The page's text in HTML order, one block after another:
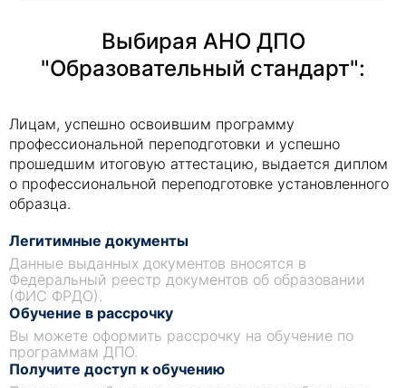
Выбирая АНО ДПО
"Образовательный стандарт":
Лицам, успешно освоившим программу
профессиональной переподготовки и успешно
прошедшим итоговую аттестацию, выдается диплом
о профессиональной переподготовке установленного
образца.
Легитимные документы
Данные выданных документов вносятся в
Федеральный реестр документов об образовании
(ФИС ФРДО).
Обучение в рассрочку
Вы можете оформить рассрочку на обучение по
программам ДПО.
Получите доступ к обучению